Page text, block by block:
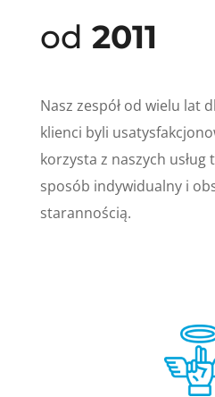
od 2011
Nasz zespół od wielu lat
klienci byli
korzysta z naszych
sposób indywidualny i
starannością.